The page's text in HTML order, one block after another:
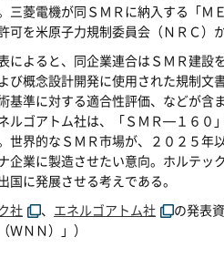
三菱電機が同ＳＭＲに納入する「Ｍ
可を米原子力規制委員会（ＮＲＣ）
よると、同企業連合はＳＭＲ建設
び概念設計開発に使用された規制
基準に対する適合性評価、などが含
ルゴアトム社は、「ＳＭＲ―１６０
世界的なＳＭＲ市場が、２０２５
企業に製造させたい意向。ホルテ
国に発展させる考えである。
社 、 エネルゴアトム社
の発表
ＷＮＮ）」）